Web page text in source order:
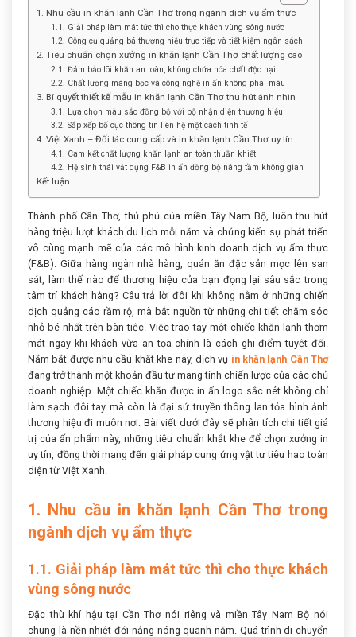
1. Nhu cầu in khăn lạnh Cần Thơ trong ngành dịch vụ ẩm thực
1.1. Giải pháp làm mát tức thì cho thực khách vùng sông nước
1.2. Công cụ quảng bá thương hiệu trực tiếp và tiết kiệm ngân sách
2. Tiêu chuẩn chọn xưởng in khăn lạnh Cần Thơ chất lượng cao
2.1. Đảm bảo lõi khăn an toàn, không chứa hóa chất độc hại
2.2. Chất lượng màng bọc và công nghệ in ấn không phai màu
3. Bí quyết thiết kế mẫu in khăn lạnh Cần Thơ thu hút ánh nhìn
3.1. Lựa chọn màu sắc đồng bộ với bộ nhận diện thương hiệu
3.2. Sắp xếp bố cục thông tin liên hệ một cách tinh tế
4. Việt Xanh – Đối tác cung cấp và in khăn lạnh Cần Thơ uy tín
4.1. Cam kết chất lượng khăn lạnh an toàn thuần khiết
4.2. Hệ sinh thái vật dụng F&B in ấn đồng bộ nâng tầm không gian
Kết luận
Thành phố Cần Thơ, thủ phủ của miền Tây Nam Bộ, luôn thu hút
hàng triệu lượt khách du lịch mỗi năm và chứng kiến sự phát triển
vô cùng mạnh mẽ của các mô hình kinh doanh dịch vụ ẩm thực
(F&B). Giữa hàng ngàn nhà hàng, quán ăn đặc sản mọc lên san
sát, làm thế nào để thương hiệu của bạn đọng lại sâu sắc trong
tâm trí khách hàng? Câu trả lời đôi khi không nằm ở những chiến
dịch quảng cáo rầm rộ, mà bắt nguồn từ những chi tiết chăm sóc
nhỏ bé nhất trên bàn tiệc. Việc trao tay một chiếc khăn lạnh thơm
mát ngay khi khách vừa an tọa chính là cách ghi điểm tuyệt đối.
Nắm bắt được nhu cầu khắt khe này, dịch vụ in khăn lạnh Cần Thơ
đang trở thành một khoản đầu tư mang tính chiến lược của các chủ
doanh nghiệp. Một chiếc khăn được in ấn logo sắc nét không chỉ
làm sạch đôi tay mà còn là đại sứ truyền thông lan tỏa hình ảnh
thương hiệu đi muôn nơi. Bài viết dưới đây sẽ phân tích chi tiết giá
trị của ấn phẩm này, những tiêu chuẩn khắt khe để chọn xưởng in
uy tín, đồng thời mang đến giải pháp cung ứng vật tư tiêu hao toàn
diện từ Việt Xanh.
1. Nhu cầu in khăn lạnh Cần Thơ trong
ngành dịch vụ ẩm thực
1.1. Giải pháp làm mát tức thì cho thực khách
vùng sông nước
Đặc thù khí hậu tại Cần Thơ nói riêng và miền Tây Nam Bộ nói
chung là nền nhiệt đới nắng nóng quanh năm. Quá trình di chuyển